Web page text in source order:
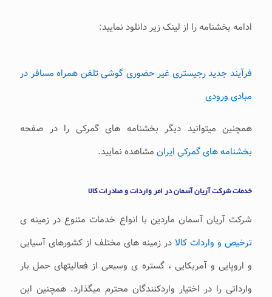
ادامه بخشنامه را از لینک زیر دانلود نمایید:
فرآیند جدید رجیستری غیر حضوری گوشی تلفن همراه مسافر در
مبادی ورودی
همچنین میتوانید دیگر بخشنامه های گمرکی را در صفحه
بخشنامه های گمرکی ایران مشاهده نمایید.
خدمات شرکت آریان آسمان در امر واردات و صادرات کالا
شرکت آریان آسمان ماردین با انواع خدمات متنوع در زمینه ی
ترخیص و واردات کالا در زمینه های مختلف از کشورهای آسیایی
و اروپایی و آمریکایی ، گستره ی وسیعی از فعالیتهای حمل بار
وارداتی را در اختیار واردکنندگان محترم میگذارد. همچنین این